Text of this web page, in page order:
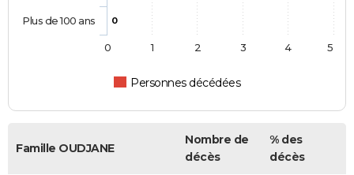
0
Personnes décédées
Plus de 100 ans
0 1 2 3 4 5
Famille OUDJANE
Nombre de
décès
% des
décès